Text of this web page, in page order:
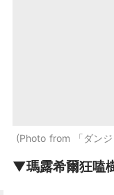
Photo from 「ダン
▼瑪露希爾狂嗑